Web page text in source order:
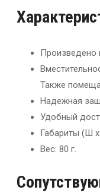
Произведено
Также
Надежная
Удобный
Габариты (Ш
Вес: 80 г.